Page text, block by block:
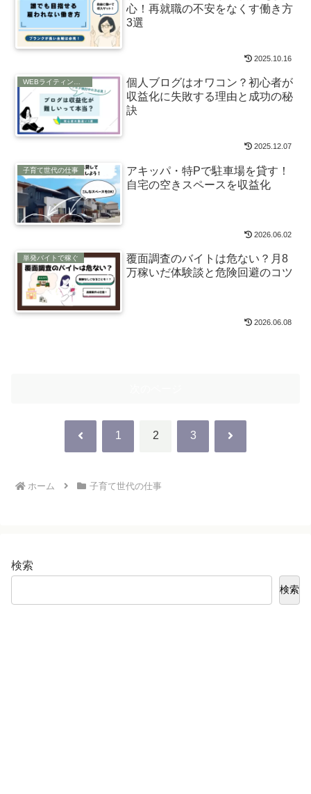
心！再就職の不安をなくす働き方
3選
2025.10.16
WEBライティングの仕事
個人ブログはオワコン？初心者が
収益化に失敗する理由と成功の秘
訣
2025.12.07
子育て世代の仕事
アキッパ・特Pで駐車場を貸す！
自宅の空きスペースを収益化
2026.06.02
単発バイトで稼ぐ
覆面調査のバイトは危ない？月8
万稼いだ体験談と危険回避のコツ
2026.06.08
前 1 2 3 次
ホーム 子育て世代の仕事
検索
検索